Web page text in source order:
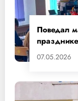
Поведал
празднике
07.05.2026